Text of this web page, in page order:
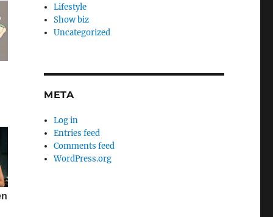
Lifestyle
Show biz
Uncategorized
META
Log in
Entries feed
Comments feed
WordPress.org